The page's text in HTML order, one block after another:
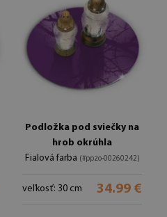
Podložka pod sviečky na
hrob okrúhla
Fialová farba (#ppzo-00260242)
veľkosť: 30 cm 34.99 €